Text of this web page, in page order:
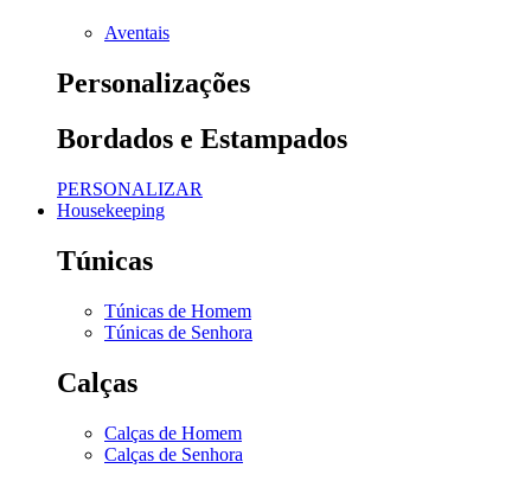
Aventais
Personalizações
Bordados e Estampados
PERSONALIZAR
Housekeeping
Túnicas
Túnicas de Homem
Túnicas de Senhora
Calças
Calças de Homem
Calças de Senhora